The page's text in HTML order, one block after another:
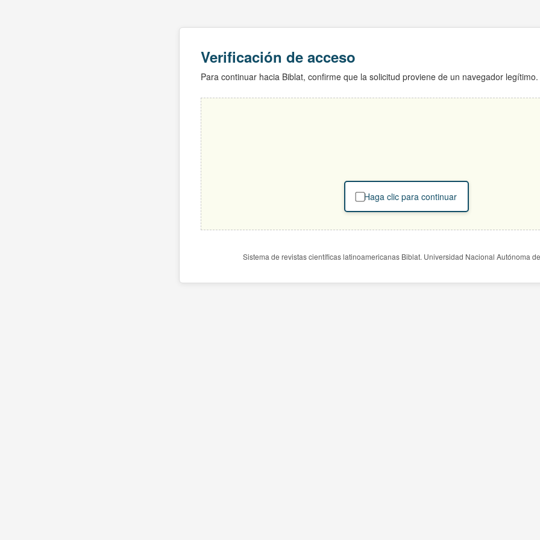
Verificación de acceso
Para continuar hacia Biblat, confirme que la solicitud proviene de un navegador legítimo.
Haga clic para continuar
Sistema de revistas científicas latinoamericanas Biblat. Universidad Nacional Autónoma